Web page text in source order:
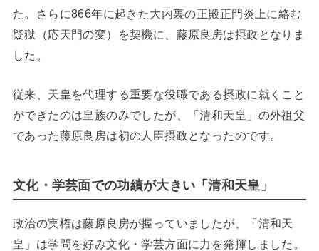
た。さらに866年に起きた大内裏の正殿正門炎上に絡む
疑獄（応天門の変）を契機に、藤原良房は摂政となりま
した。
従来、天皇を代理する重要な役職である摂政に就くこと
ができたのは皇族のみでしたが、「清和天皇」の外祖父
であった藤原良房は初の人臣摂政となったのです。
文化・学芸面での功績が大きい「清和天皇」
政治の実権は藤原良房が握っていましたが、「清和天
皇」は学問を好み文化・学芸方面に力を発揮しました。